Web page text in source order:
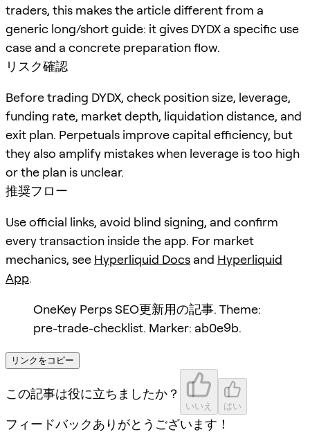
traders, this makes the article different from a
generic long/short guide: it gives DYDX a specific use
case and a concrete preparation flow.
リスク確認
Before trading DYDX, check position size, leverage,
funding rate, market depth, liquidation distance, and
exit plan. Perpetuals improve capital efficiency, but
they also amplify mistakes when leverage is too high
or the plan is unclear.
推奨フロー
Use official links, avoid blind signing, and confirm
every transaction inside the app. For market
mechanics, see Hyperliquid Docs and Hyperliquid
App.
OneKey Perps SEO更新用の記事. Theme:
pre-trade-checklist. Marker: ab0e9b.
リンクをコピー
この記事は役に立ちましたか？
いいえ はい
フィードバックありがとうございます！